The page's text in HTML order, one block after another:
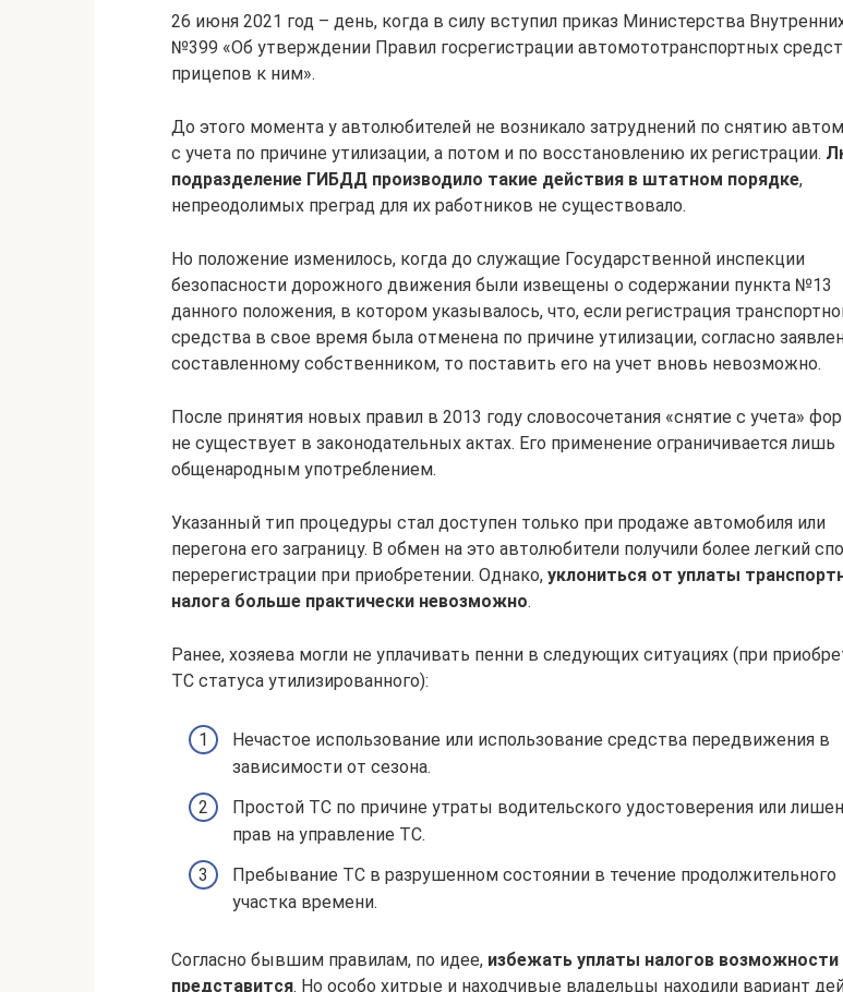
26 июня 2021 год – день, когда в силу вступил приказ Министерства
№399 «Об утверждении Правил госрегистрации автомототранспортных
прицепов к ним».
До этого момента у автолюбителей не возникало затруднений по снятию
с учета по причине утилизации, а потом и по восстановлению их регистрации.
подразделение ГИБДД производило такие действия в штатном порядке,
непреодолимых преград для их работников не существовало.
Но положение изменилось, когда до служащие Государственной инспекции
безопасности дорожного движения были извещены о содержании пункта №13
данного положения, в котором указывалось, что, если регистрация
средства в свое время была отменена по причине утилизации, согласно
составленному собственником, то поставить его на учет вновь невозможно.
После принятия новых правил в 2013 году словосочетания «снятие с учета»
не существует в законодательных актах. Его применение ограничивается лишь
общенародным употреблением.
Указанный тип процедуры стал доступен только при продаже автомобиля или
перегона его заграницу. В обмен на это автолюбители получили более легкий
перерегистрации при приобретении. Однако, уклониться от уплаты
налога больше практически невозможно.
Ранее, хозяева могли не уплачивать пенни в следующих ситуациях (при
ТС статуса утилизированного):
Нечастое использование или использование средства передвижения в
зависимости от сезона.
Простой ТС по причине утраты водительского удостоверения или
прав на управление ТС.
Пребывание ТС в разрушенном состоянии в течение продолжительного
участка времени.
Согласно бывшим правилам, по идее, избежать уплаты налогов возможности
представится. Но особо хитрые и находчивые владельцы находили вариант